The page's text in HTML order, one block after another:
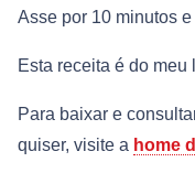
Asse por 10 minutos
Esta receita é do meu
Para baixar e
quiser, visite a home